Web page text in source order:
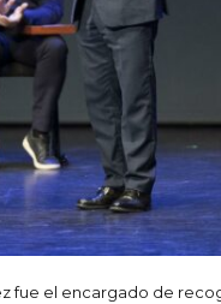
fue el encargado de